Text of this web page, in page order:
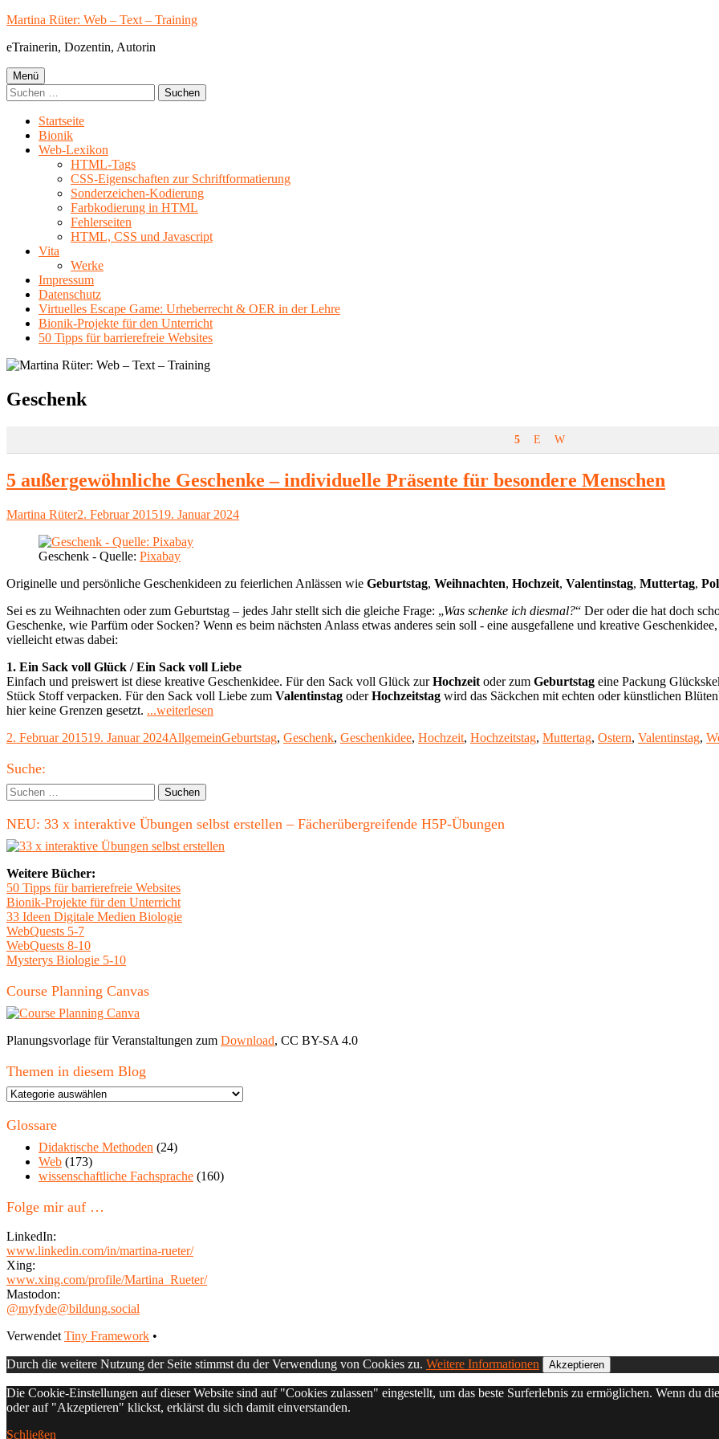
Springe
Inhalt
Martina Rüter: Web – Text – Training
eTrainerin, Dozentin, Autorin
Primäres
Menü
Menü
Suchen
nach:
Startseite
Bionik
Web-Lexikon
HTML-Tags
CSS-Eigenschaften zur Schriftformatierung
Sonderzeichen-Kodierung
Farbkodierung in HTML
Fehlerseiten
HTML, CSS und Javascript
Vita
Werke
Impressum
Datenschutz
Virtuelles Escape Game: Urheberrecht & OER in der Lehre
Bionik-Projekte für den Unterricht
50 Tipps für barrierefreie Websites
Schlagwort:
Geschenk
5 E W
5 außergewöhnliche Geschenke – individuelle Präsente für besondere Menschen
Autor
Martina RüterVeröffentlicht
2. Februar 201519. Januar 2024
Geschenk - Quelle: Pixabay
Originelle und persönliche Geschenkideen zu feierlichen Anlässen wie Geburtstag, Weihnachten, Hochzeit, Valentinstag, Muttertag,
Sei es zu Weihnachten oder zum Geburtstag – jedes Jahr stellt sich die gleiche Frage: „Was schenke ich diesmal?“ Der oder die hat doch
Geschenke, wie Parfüm oder Socken? Wenn es beim nächsten Anlass etwas anderes sein soll - eine ausgefallene und kreative
vielleicht etwas dabei:
1. Ein Sack voll Glück / Ein Sack voll Liebe
Einfach und preiswert ist diese kreative Geschenkidee. Für den Sack voll Glück zurHochzeit oder zum Geburtstag eine Packung
Stück Stoff verpacken. Für den Sack voll Liebe zum Valentinstag oderHochzeitstag wird das Säckchen mit echten oder künstlichen
hier keine Grenzen gesetzt. ...weiterlesen
Geschenke
Menschen"
Veröffentlicht
2. Februar 201519. Januar 2024Kategorien
AllgemeinSchlagwörter
Geburtstag, Geschenk, Geschenkidee, Hochzeit, Hochzeitstag, Muttertag, Ostern, Valentinstag,
Haupt-
Seitenleiste
Suche:
Suchen
nach:
NEU: 33 x interaktive Übungen selbst erstellen – Fächerübergreifende H5P-Übungen
Weitere Bücher:
50 Tipps für barrierefreie Websites
Bionik-Projekte für den Unterricht
33 Ideen Digitale Medien Biologie
WebQuests 5-7
WebQuests 8-10
Mysterys Biologie 5-10
Course Planning Canvas
Planungsvorlage für Veranstaltungen zum Download, CC BY-SA 4.0
Themen in diesem Blog
Themen
diesem
Glossare
Didaktische Methoden (24)
Web (173)
wissenschaftliche Fachsprache (160)
Folge mir auf …
LinkedIn:
www.linkedin.com/in/martina-rueter/
Xing:
www.xing.com/profile/Martina_Rueter/
Mastodon:
@myfyde@bildung.social
Footer
Inhalt
Verwendet Tiny Framework •
Durch die weitere Nutzung der Seite stimmst du der Verwendung von Cookies zu. Weitere Informationen Akzeptieren
Die Cookie-Einstellungen auf dieser Website sind auf "Cookies zulassen" eingestellt, um das beste Surferlebnis zu ermöglichen. Wenn du
oder auf "Akzeptieren" klickst, erklärst du sich damit einverstanden.
Schließen